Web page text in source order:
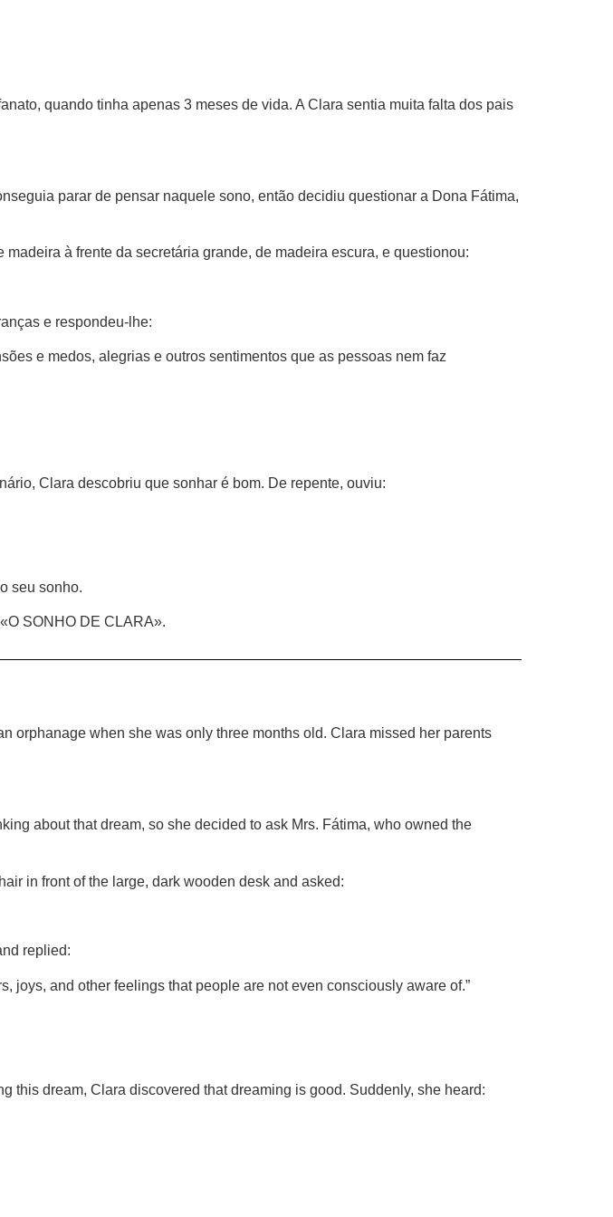
quando tinha apenas 3 meses de vida. A Clara sentia muita falta dos pais
parar de pensar naquele sono, então decidiu questionar a Dona Fátima,
à frente da secretária grande, de madeira escura, e questionou:
e respondeu-lhe:
e medos, alegrias e outros sentimentos que as pessoas nem faz
Clara descobriu que sonhar é bom. De repente, ouviu:
seu sonho.
SONHO DE CLARA».
orphanage when she was only three months old. Clara missed her parents
about that dream, so she decided to ask Mrs. Fátima, who owned the
in front of the large, dark wooden desk and asked:
replied:
joys, and other feelings that people are not even consciously aware of.”
this dream, Clara discovered that dreaming is good. Suddenly, she heard: